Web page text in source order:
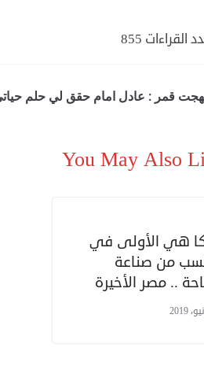
القراءات 855
قمر : عادل امام حقق لي حلم
You May Also
هي الأولى في
من صناعة
.. مصر الأخيرة